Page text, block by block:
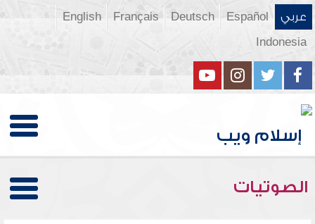
عربي Español
Deutsch
Français
English
Indonesia
الصوتيات